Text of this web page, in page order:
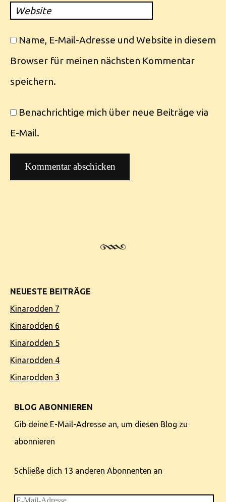
Website
Name, E-Mail-Adresse und Website in diesem
Browser für meinen nächsten Kommentar
speichern.
Benachrichtige mich über neue Beiträge via
E-Mail.
NEUESTE BEITRÄGE
Kinarodden 7
Kinarodden 6
Kinarodden 5
Kinarodden 4
Kinarodden 3
BLOG ABONNIEREN
Gib deine E-Mail-Adresse an, um diesen Blog zu
abonnieren
Schließe dich 13 anderen Abonnenten an
E-